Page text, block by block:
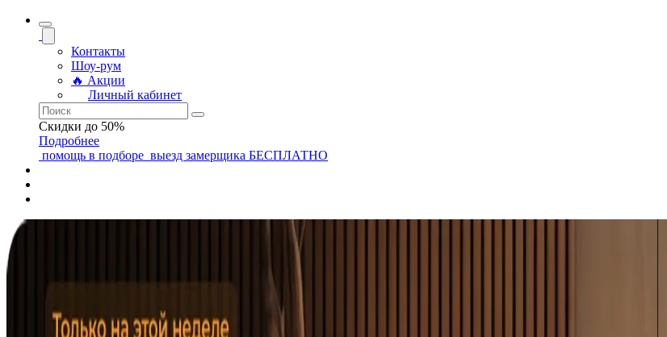
Контакты
Шоу-рум
🔥 Акции
Личный кабинет
Скидки до 50%
Подробнее
помощь в подборе выезд замерщика БЕСПЛАТНО